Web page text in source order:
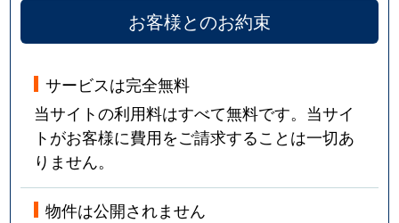
お客様とのお約束
サービスは完全無料
当サイトの利用料はすべて無料です。当サイ
トがお客様に費用をご請求することは一切あ
りません。
物件は公開されません